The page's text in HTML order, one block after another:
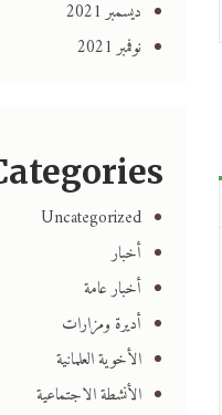
ديسمبر 2021
نوفمبر 2021
Uncategorized
أخبار
أخبار عامة
أديرة ومزارات
الأخوية العلمانية
الأنشطة الاجتماعية